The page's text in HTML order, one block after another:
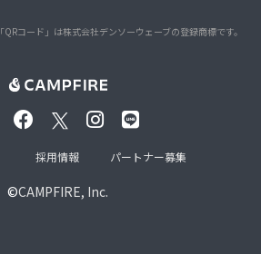
「QRコード」は株式会社デンソーウェーブの登録商標です。
©CAMPFIRE, Inc.
採用情報 パートナー募集